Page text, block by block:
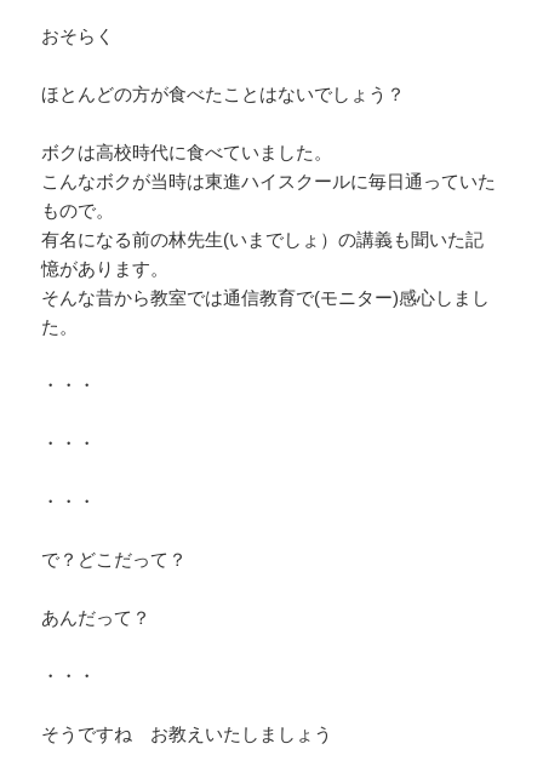
おそらく
ほとんどの方が食べたことはないでしょう？
ボクは高校時代に食べていました。
こんなボクが当時は東進ハイスクールに毎日通っていた
もので。
有名になる前の林先生(いまでしょ）の講義も聞いた記
憶があります。
そんな昔から教室では通信教育で(モニター)感心しまし
た。
・・・
・・・
・・・
で？どこだって？
あんだって？
・・・
そうですね お教えいたしましょう